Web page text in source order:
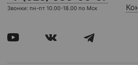
Звонки: пн-пт 10.00-18.00 по Мск